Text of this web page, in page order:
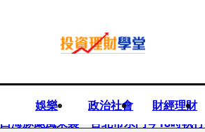
娛樂 政治社會 財經理財
白海豚颱風來襲 台北市水門今18時執